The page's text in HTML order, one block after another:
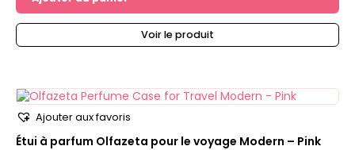
Voir le produit
Ajouter aux favoris
Étui à parfum Olfazeta pour le voyage Modern – Pink